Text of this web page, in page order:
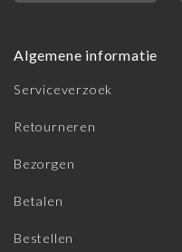
Algemene informatie
Serviceverzoek
Retourneren
Bezorgen
Betalen
Bestellen